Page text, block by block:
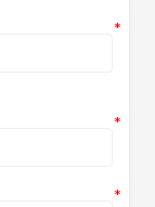
*
*
*